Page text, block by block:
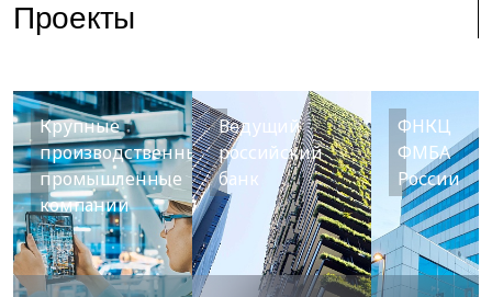
Проекты
Крупные
производственные/
промышленные
компании
Ведущий
российский
банк
ФНКЦ
ФМБА
России